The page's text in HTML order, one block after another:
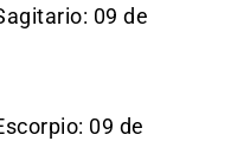
09 de
09 de